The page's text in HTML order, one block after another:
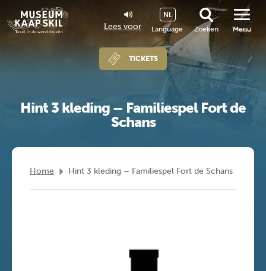
Lees voor Language
NL
Zoeken
TICKETS
Menu
Hint 3 kleding – Familiespel Fort de
Schans
Home Hint 3 kleding – Familiespel Fort de Schans